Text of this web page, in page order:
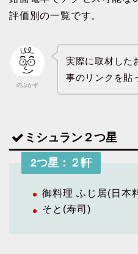
評価別の一覧です。
のぶかず
実際に取材した
事のリンクを貼
ミシュラン２つ星
2つ星：２軒
御料理 ふじ居(日本
そと(寿司)